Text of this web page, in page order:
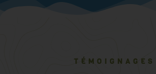
TÉMOIGNAGES